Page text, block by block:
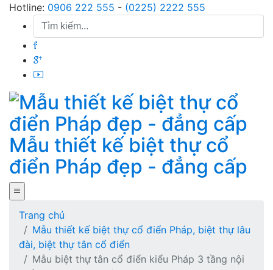
Skip
content
Hotline: 0906 222 555 - (0225) 2222 555
Mẫu thiết kế biệt thự cổ
điển Pháp đẹp - đẳng cấp
Trang chủ
Mẫu thiết kế biệt thự cổ điển Pháp, biệt thự lâu
đài, biệt thự tân cổ điển
Mẫu biệt thự tân cổ điển kiểu Pháp 3 tầng nội